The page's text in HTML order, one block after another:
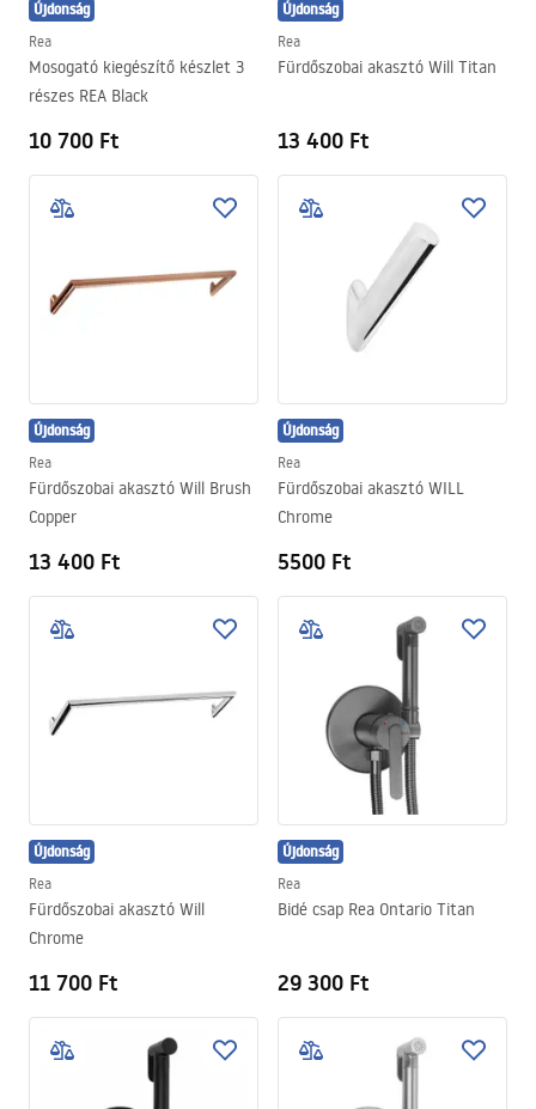
Újdonság
Rea
Mosogató kiegészítő készlet 3
részes REA Black
10 700 Ft
Újdonság
Rea
Fürdőszobai akasztó Will Titan
13 400 Ft
Újdonság
Rea
Fürdőszobai akasztó Will Brush
Copper
13 400 Ft
Újdonság
Rea
Fürdőszobai akasztó WILL
Chrome
5500 Ft
Újdonság
Rea
Fürdőszobai akasztó Will
Chrome
11 700 Ft
Újdonság
Rea
Bidé csap Rea Ontario Titan
29 300 Ft